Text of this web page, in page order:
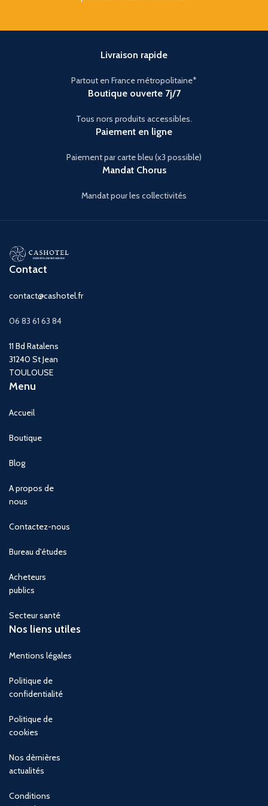
Livraison rapide
Partout en France métropolitaine*
Boutique ouverte 7j/7
Tous nors produits accessibles.
Paiement en ligne
Paiement par carte bleu (x3 possible)
Mandat Chorus
Mandat pour les collectivités
Contact
contact@cashotel.fr
06 83 61 63 84
11 Bd Ratalens
31240 St Jean
TOULOUSE
Menu
Accueil
Boutique
Blog
A propos de
nous
Contactez-nous
Bureau d'études
Acheteurs
publics
Secteur santé
Nos liens utiles
Mentions légales
Politique de
confidentialité
Politique de
cookies
Nos dèrnières
actualités
Conditions